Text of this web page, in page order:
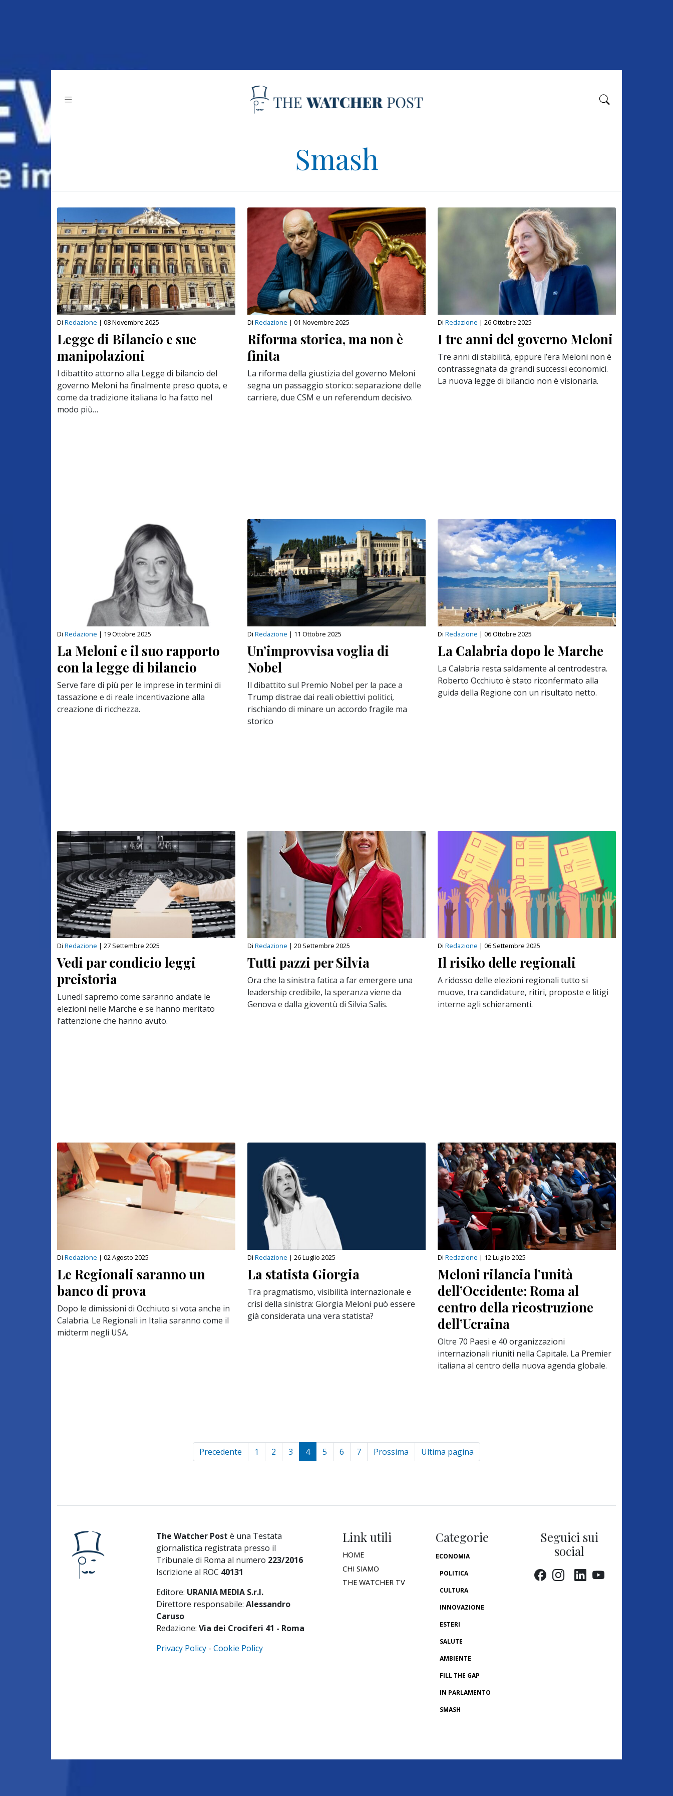
Smash
Di Redazione | 08 Novembre 2025
Legge di Bilancio e sue
manipolazioni
l dibattito attorno alla Legge di bilancio del
governo Meloni ha finalmente preso quota, e
come da tradizione italiana lo ha fatto nel
modo più…
Di Redazione | 01 Novembre 2025
Riforma storica, ma non è
finita
La riforma della giustizia del governo Meloni
segna un passaggio storico: separazione delle
carriere, due CSM e un referendum decisivo.
Di Redazione | 26 Ottobre 2025
I tre anni del governo Meloni
Tre anni di stabilità, eppure l’era Meloni non è
contrassegnata da grandi successi economici.
La nuova legge di bilancio non è visionaria.
Di Redazione | 19 Ottobre 2025
La Meloni e il suo rapporto
con la legge di bilancio
Serve fare di più per le imprese in termini di
tassazione e di reale incentivazione alla
creazione di ricchezza.
Di Redazione | 11 Ottobre 2025
Un’improvvisa voglia di
Nobel
Il dibattito sul Premio Nobel per la pace a
Trump distrae dai reali obiettivi politici,
rischiando di minare un accordo fragile ma
storico
Di Redazione | 06 Ottobre 2025
La Calabria dopo le Marche
La Calabria resta saldamente al centrodestra.
Roberto Occhiuto è stato riconfermato alla
guida della Regione con un risultato netto.
Di Redazione | 27 Settembre 2025
Vedi par condicio leggi
preistoria
Lunedì sapremo come saranno andate le
elezioni nelle Marche e se hanno meritato
l’attenzione che hanno avuto.
Di Redazione | 20 Settembre 2025
Tutti pazzi per Silvia
Ora che la sinistra fatica a far emergere una
leadership credibile, la speranza viene da
Genova e dalla gioventù di Silvia Salis.
Di Redazione | 06 Settembre 2025
Il risiko delle regionali
A ridosso delle elezioni regionali tutto si
muove, tra candidature, ritiri, proposte e litigi
interne agli schieramenti.
Di Redazione | 02 Agosto 2025
Le Regionali saranno un
banco di prova
Dopo le dimissioni di Occhiuto si vota anche in
Calabria. Le Regionali in Italia saranno come il
midterm negli USA.
Di Redazione | 26 Luglio 2025
La statista Giorgia
Tra pragmatismo, visibilità internazionale e
crisi della sinistra: Giorgia Meloni può essere
già considerata una vera statista?
Di Redazione | 12 Luglio 2025
Meloni rilancia l’unità
dell’Occidente: Roma al
centro della ricostruzione
dell’Ucraina
Oltre 70 Paesi e 40 organizzazioni
internazionali riuniti nella Capitale. La Premier
italiana al centro della nuova agenda globale.
Precedente 1 2 3 4 5 6 7 Prossima Ultima pagina
The Watcher Post è una Testata
giornalistica registrata presso il
Tribunale di Roma al numero 223/2016
Iscrizione al ROC 40131
Editore: URANIA MEDIA S.r.l.
Direttore responsabile: Alessandro
Caruso
Redazione: Via dei Crociferi 41 - Roma
Privacy Policy - Cookie Policy
Link utili
HOME
CHI SIAMO
THE WATCHER TV
Categorie
ECONOMIA
POLITICA
CULTURA
INNOVAZIONE
ESTERI
SALUTE
AMBIENTE
FILL THE GAP
IN PARLAMENTO
SMASH
Seguici sui
social